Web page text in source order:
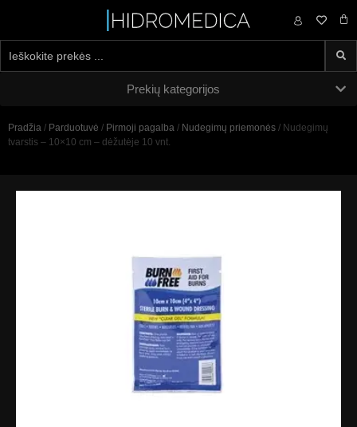
0,00 €
Prekių kategorijos
Pradžia / Parduotuvė / Pirmoji pagalba / Nudegimų priemonės / Nudegimų
tvarstis – 10×10 cm – dėžutėje 10 vnt.